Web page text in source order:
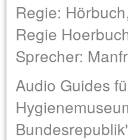
Regie:
Regie
Sprecher:
Audio Guides